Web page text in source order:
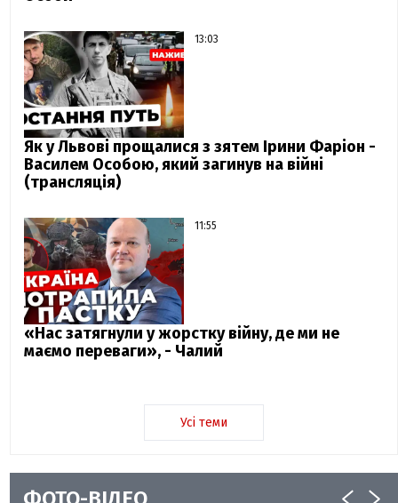
13:03
Як у Львові прощалися з зятем Ірини Фаріон -
Василем Особою, який загинув на війні
(трансляція)
11:55
«Нас затягнули у жорстку війну, де ми не
маємо переваги», - Чалий
Усі теми